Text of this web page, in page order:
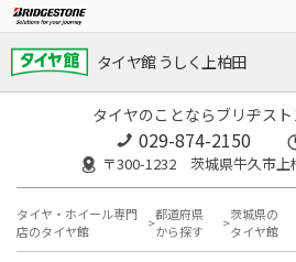
タイヤ館 うしく上柏田
タイヤのことならブリヂス
029-874-2150
〒300-1232 茨城県牛久市上
タイヤ・ホイール専門
店のタイヤ館
都道府県
から探す
茨城県の
タイヤ館